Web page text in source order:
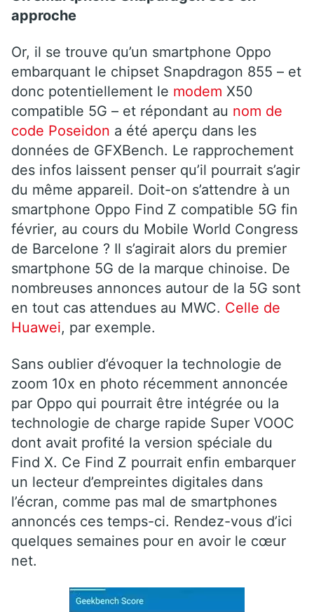
approche
Or, il se trouve qu’un smartphone Oppo
embarquant le chipset Snapdragon 855 – et
donc potentiellement le modem X50
compatible 5G – et répondant au nom de
code Poseidon a été aperçu dans les
données de GFXBench. Le rapprochement
des infos laissent penser qu’il pourrait s’agir
du même appareil. Doit-on s’attendre à un
smartphone Oppo Find Z compatible 5G fin
février, au cours du Mobile World Congress
de Barcelone ? Il s’agirait alors du premier
smartphone 5G de la marque chinoise. De
nombreuses annonces autour de la 5G sont
en tout cas attendues au MWC. Celle de
Huawei, par exemple.
Sans oublier d’évoquer la technologie de
zoom 10x en photo récemment annoncée
par Oppo qui pourrait être intégrée ou la
technologie de charge rapide Super VOOC
dont avait profité la version spéciale du
Find X. Ce Find Z pourrait enfin embarquer
un lecteur d’empreintes digitales dans
l’écran, comme pas mal de smartphones
annoncés ces temps-ci. Rendez-vous d’ici
quelques semaines pour en avoir le cœur
net.